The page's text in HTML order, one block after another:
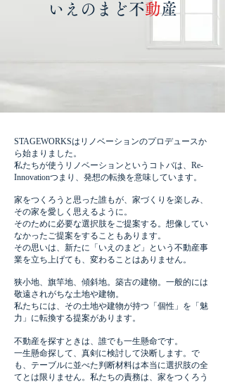
いえのまど不動産
STAGEWORKSはリノベーションのプロデュースか
ら始まりました。
私たちが使うリノベーションというコトバは、Re-
Innovationつまり、発想の転換を意味しています。
家をつくろうと思った誰もが、家づくりを楽しみ、
その家を愛しく思えるように。
そのために必要な選択肢をご提案する。想像してい
なかったご提案をすることもあります。
その思いは、新たに「いえのまど」という不動産事
業を立ち上げても、変わることはありません。
狭小地、旗竿地、傾斜地。築古の建物。一般的には
敬遠されがちな土地や建物。
私たちには、その土地や建物が持つ「個性」を「魅
力」に転換する提案があります。
不動産を探すときは、誰でも一生懸命です。
一生懸命探して、真剣に検討して決断します。で
も、テーブルに並べた判断材料は本当に選択肢の全
てとは限りません。私たちの責務は、家をつくろう